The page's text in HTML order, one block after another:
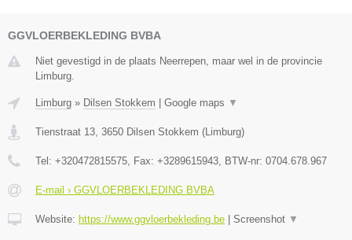
GGVLOERBEKLEDING BVBA
Niet gevestigd in de plaats Neerrepen, maar wel in de provincie
Limburg.
Limburg » Dilsen Stokkem Google maps ▼
Tienstraat 13, 3650 Dilsen Stokkem (Limburg)
Tel: +320472815575, Fax: +3289615943, BTW-nr: 0704.678.967
E-mail › GGVLOERBEKLEDING BVBA
Website: https://www.ggvloerbekleding.be Screenshot ▼